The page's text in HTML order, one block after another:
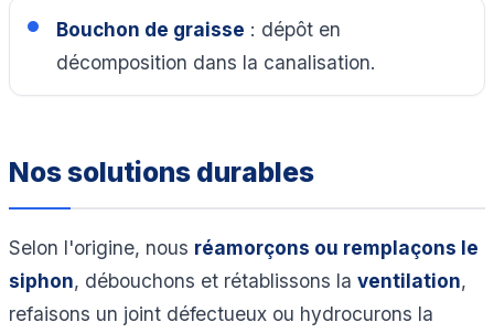
Bouchon de graisse : dépôt en
décomposition dans la canalisation.
Nos solutions durables
Selon l'origine, nous réamorçons ou remplaçons le
siphon, débouchons et rétablissons la ventilation,
refaisons un joint défectueux ou hydrocurons la